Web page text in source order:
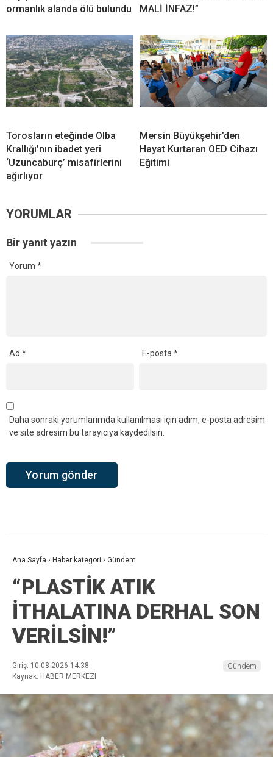
ormanlık alanda ölü bulundu
MALİ İNFAZ!”
Torosların eteğinde Olba
Krallığı’nın ibadet yeri
‘Uzuncaburç’ misafirlerini
ağırlıyor
Mersin Büyükşehir’den
Hayat Kurtaran OED Cihazı
Eğitimi
YORUMLAR
Bir yanıt yazın
Yorum *
Ad * E-posta*
Daha sonraki yorumlarımda kullanılması için adım, e-posta adresim
ve site adresim bu tarayıcıya kaydedilsin.
Ana Sayfa › Haber kategori › Gündem
“PLASTİK ATIK
İTHALATINA DERHAL SON
VERİLSİN!”
Giriş: 10-08-2026 14:38
Kaynak: HABER MERKEZI
Gündem